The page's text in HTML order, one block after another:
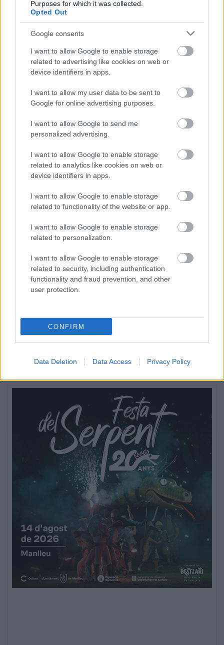
Purposes for which it was collected.
Opted Out
Google consents
I want to allow Google to enable storage
related to advertising like cookies on web or
device identifiers in apps.
I want to allow my user data to be sent to
Google for online advertising purposes.
I want to allow Google to send me
personalized advertising.
I want to allow Google to enable storage
related to analytics like cookies on web or
device identifiers in apps.
I want to allow Google to enable storage
related to functionality of the website or app.
I want to allow Google to enable storage
related to personalization.
I want to allow Google to enable storage
related to security, including authentication
functionality and fraud prevention, and other
user protection.
CONFIRM
Data Deletion Data Access Privacy Policy